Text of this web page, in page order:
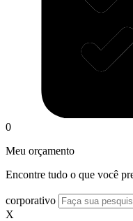
0
Meu orçamento
Encontre tudo o que você
corporativo
X